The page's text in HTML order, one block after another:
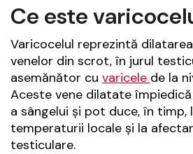
Ce este
Varicocelul reprezintă
venelor din scrot, în jurul
asemănător cu varicele de la
Aceste vene dilatate
a sângelui și pot duce, în timp,
temperaturii locale și la
testiculare.